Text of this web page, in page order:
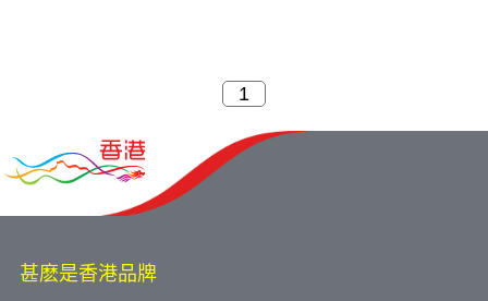
甚麽是香港品牌